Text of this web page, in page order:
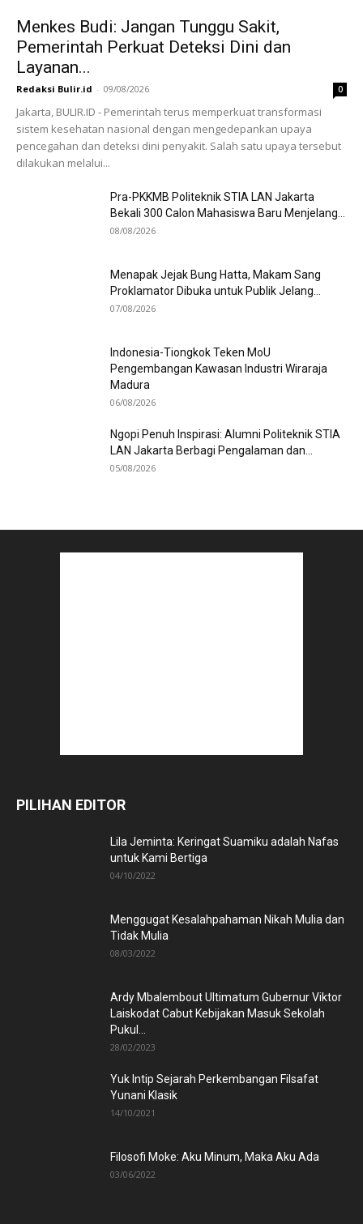
Menkes Budi: Jangan Tunggu Sakit,
Pemerintah Perkuat Deteksi Dini dan
Layanan...
Redaksi Bulir.id - 09/08/2026 0
Jakarta, BULIR.ID - Pemerintah terus memperkuat transformasi
sistem kesehatan nasional dengan mengedepankan upaya
pencegahan dan deteksi dini penyakit. Salah satu upaya tersebut
dilakukan melalui...
Pra-PKKMB Politeknik STIA LAN Jakarta
Bekali 300 Calon Mahasiswa Baru Menjelang...
08/08/2026
Menapak Jejak Bung Hatta, Makam Sang
Proklamator Dibuka untuk Publik Jelang...
07/08/2026
Indonesia-Tiongkok Teken MoU
Pengembangan Kawasan Industri Wiraraja
Madura
06/08/2026
Ngopi Penuh Inspirasi: Alumni Politeknik STIA
LAN Jakarta Berbagi Pengalaman dan...
05/08/2026
PILIHAN EDITOR
Lila Jeminta: Keringat Suamiku adalah Nafas
untuk Kami Bertiga
04/10/2022
Menggugat Kesalahpahaman Nikah Mulia dan
Tidak Mulia
08/03/2022
Ardy Mbalembout Ultimatum Gubernur Viktor
Laiskodat Cabut Kebijakan Masuk Sekolah
Pukul...
28/02/2023
Yuk Intip Sejarah Perkembangan Filsafat
Yunani Klasik
14/10/2021
Filosofi Moke: Aku Minum, Maka Aku Ada
03/06/2022